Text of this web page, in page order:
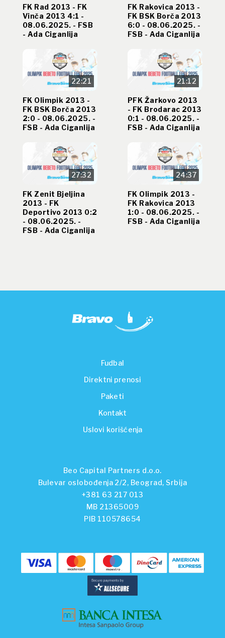
FK Rad 2013 - FK
Vinča 2013 4:1 -
08.06.2025. - FSB
- Ada Ciganlija
FK Rakovica 2013 -
FK BSK Borča 2013
6:0 - 08.06.2025. -
FSB - Ada Ciganlija
22:21
FK Olimpik 2013 -
FK BSK Borča 2013
2:0 - 08.06.2025. -
FSB - Ada Ciganlija
21:12
PFK Žarkovo 2013
- FK Brodarac 2013
0:1 - 08.06.2025. -
FSB - Ada Ciganlija
27:32
FK Zenit Bjeljina
2013 - FK
Deportivo 2013 0:2
- 08.06.2025. -
FSB - Ada Ciganlija
24:37
FK Olimpik 2013 -
FK Rakovica 2013
1:0 - 08.06.2025. -
FSB - Ada Ciganlija
Fudbal
Direktni prenosi
Paketi
Kontakt
Uslovi korišćenja
Beo Capital Partners d.o.o.
Bulevar oslobođenja 2/2, Beograd, Srbija
+381 63 217 013
MB 21365009
PIB 110578654